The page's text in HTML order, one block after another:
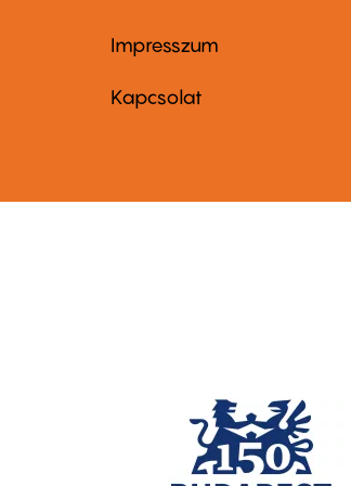
Footer
menu
Impresszum
Kapcsolat
other